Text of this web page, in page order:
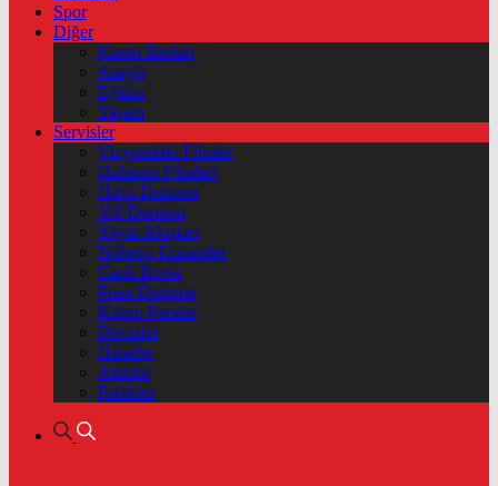
Spor
Diğer
Kamu İlanları
Asayiş
Eğitim
Yaşam
Servisler
Vizyondaki Filmler
Haftanin Filmleri
Hava Durumu
Yol Durumu
Yayın Akışları
Nöbetçi Eczaneler
Canlı Borsa
Puan Durumu
Kripto Paralar
Dövizler
Hisseler
Altınlar
Pariteler